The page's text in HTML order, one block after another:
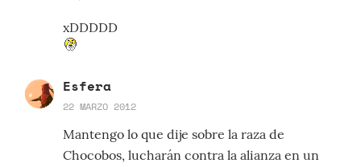
xDDDDD
Esfera
22 MARZO 2012
Mantengo lo que dije sobre la raza de
Chocobos, lucharán contra la alianza en un